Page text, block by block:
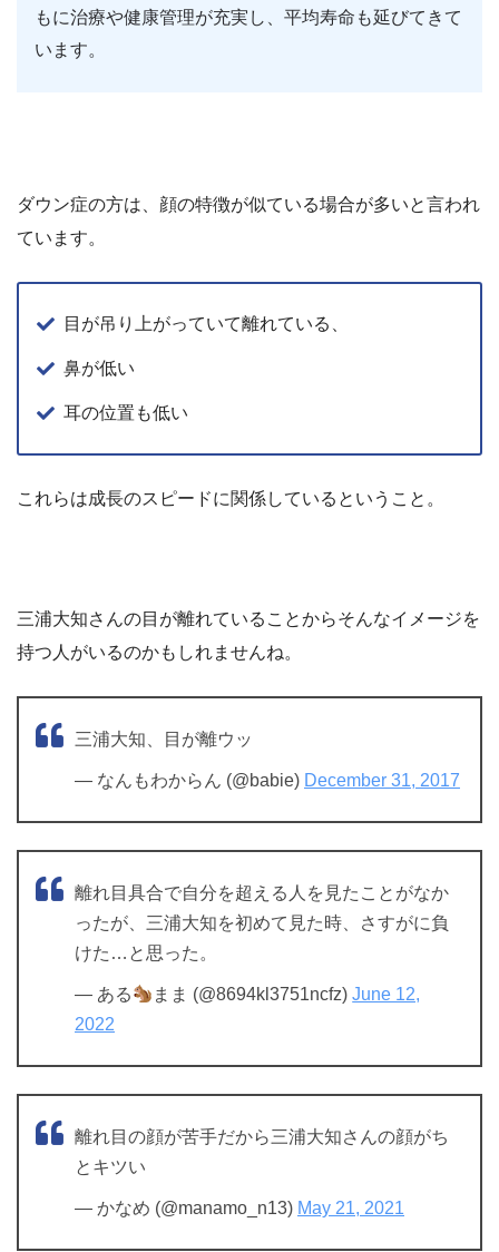
もに治療や健康管理が充実し、平均寿命も延びてきて
います。
ダウン症の方は、顔の特徴が似ている場合が多いと言われ
ています。
目が吊り上がっていて離れている、
鼻が低い
耳の位置も低い
これらは成長のスピードに関係しているということ。
三浦大知さんの目が離れていることからそんなイメージを
持つ人がいるのかもしれませんね。
三浦大知、目が離ウッ
— なんもわからん (@babie) December 31, 2017
離れ目具合で自分を超える人を見たことがなか
ったが、三浦大知を初めて見た時、さすがに負
けた…と思った。
— ある まま (@8694kl3751ncfz)June 12,
2022
離れ目の顔が苦手だから三浦大知さんの顔がち
とキツい
— かなめ (@manamo_n13) May 21, 2021